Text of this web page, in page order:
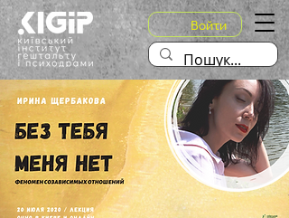
Войти